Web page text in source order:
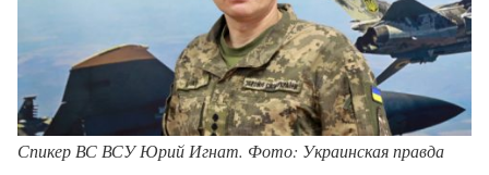
Спикер ВС ВСУ Юрий Игнат. Фото: Украинская правда